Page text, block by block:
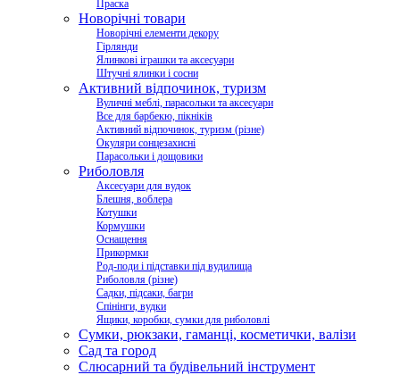
Праска
Новорічні товари
Новорічні елементи декору
Гірлянди
Ялинкові іграшки та аксесуари
Штучні ялинки і сосни
Активний відпочинок, туризм
Вуличні меблі, парасольки та аксесуари
Все для барбекю, пікніків
Активний відпочинок, туризм (різне)
Окуляри сонцезахисні
Парасольки і дощовики
Риболовля
Аксесуари для вудок
Блешня, воблера
Котушки
Кормушки
Оснащення
Прикормки
Род-поди і підставки під вудилища
Риболовля (різне)
Садки, підсаки, багри
Спінінги, вудки
Ящики, коробки, сумки для риболовлі
Сумки, рюкзаки, гаманці, косметички, валізи
Сад та город
Слюсарний та будівельний інструмент